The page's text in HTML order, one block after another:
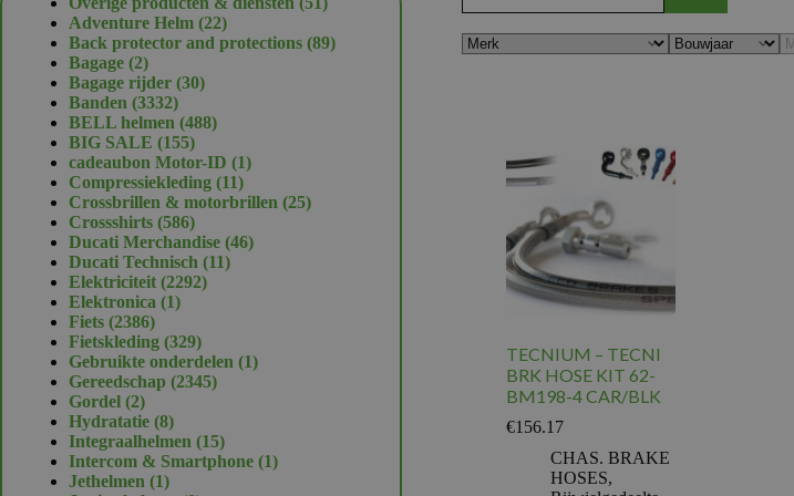
TECNIUM – TECNI
BRK HOSE KIT 62-
BM198-4 CAR/BLK
€156.17
CHAS. BRAKE
HOSES,
Adventure Helm 2222
producten
Back protector and protections 8989
Bagage 22
producten
Bagage rijder 3030
Banden 33323332
producten
BELL helmen 488488
BIG SALE 155155
producten
cadeaubon Motor-ID 11
Compressiekleding 1111
producten
Crossbrillen & motorbrillen 2525
Crossshirts 586586
producten
Ducati Merchandise 4646
Ducati Technisch 1111
Elektriciteit 22922292
Elektronica 11
Fiets 23862386
producten
Fietskleding 329329
producten
Gebruikte onderdelen 11
Gereedschap 23452345
Gordel 22
producten
Hydratatie 88
producten
Integraalhelmen 1515
producten
Intercom & Smartphone 11
Jethelmen 11